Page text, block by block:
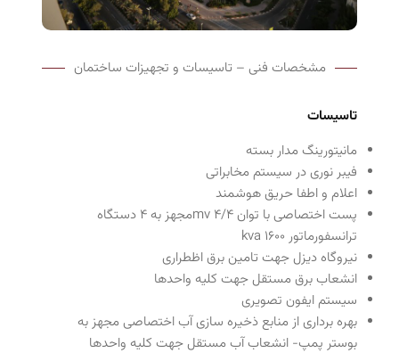
مشخصات فنی – تاسیسات و تجهیزات ساختمان
تاسیسات
مانیتورینگ مدار بسته
فیبر نوری در سیستم مخابراتی
اعلام و اطفا حریق هوشمند
پست اختصاصی با توان 4/4 mvمجهز به 4 دستگاه
ترانسفورماتور 1600 kva
نیروگاه دیزل جهت تامین برق اظطراری
انشعاب برق مستقل جهت کلیه واحدها
سیستم ایفون تصویری
بهره برداری از منابع ذخیره سازی آب اختصاصی مجهز به
بوستر پمپ- انشعاب آب مستقل جهت کلیه واحدها